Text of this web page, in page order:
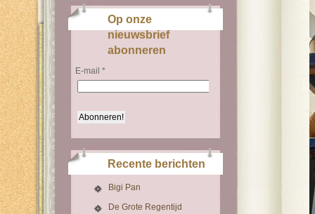
Op onze
nieuwsbrief
abonneren
E-mail *
Recente berichten
Bigi Pan
De Grote Regentijd